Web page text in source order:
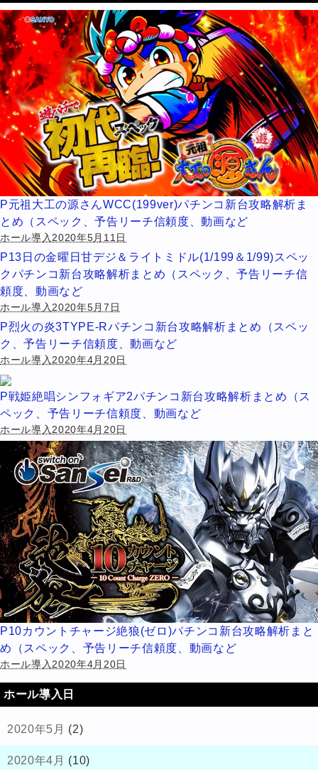
P元祖大工の源さんWCC(199ver)パチンコ新台攻略解析ま
とめ（スペック、予告リーチ信頼度、動画など
ホール導入2020年5月11日
P13日の金曜日甘デジ＆ライトミドル(1/199＆1/99)スペッ
クパチンコ新台攻略解析まとめ（スペック、予告リーチ信
頼度、動画など
ホール導入2020年5月7日
P烈火の炎3TYPE-Rパチンコ新台攻略解析まとめ（スペッ
ク、予告リーチ信頼度、動画など
ホール導入2020年4月20日
P戦姫絶唱シンフォギア2パチンコ新台攻略解析まとめ（ス
ペック、予告リーチ信頼度、動画など
ホール導入2020年4月20日
P10カウントチャージ絶狼(ゼロ)パチンコ新台攻略解析まと
め（スペック、予告リーチ信頼度、動画など
ホール導入2020年4月20日
ホール導入日
2020年5月 (2)
2020年4月 (10)